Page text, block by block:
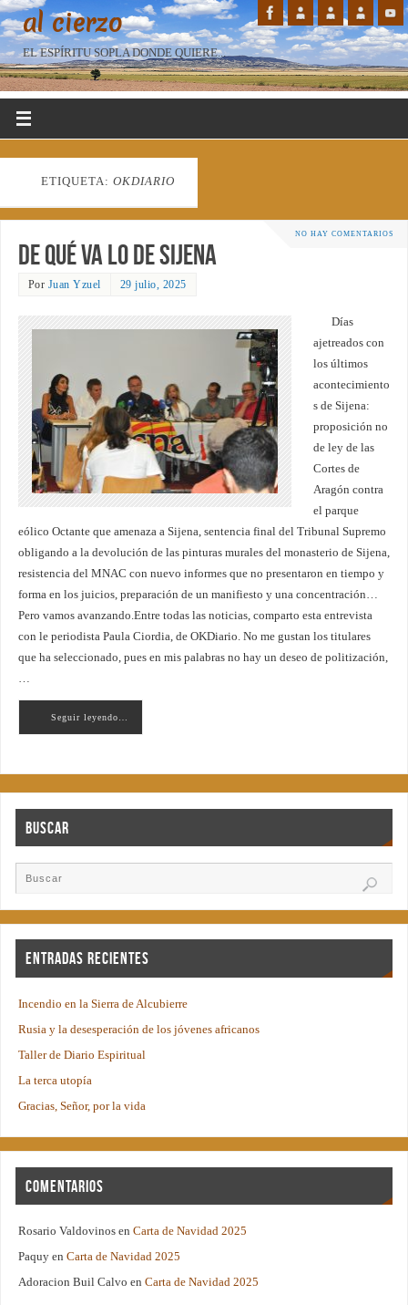
al cierzo
EL ESPÍRITU SOPLA DONDE QUIERE...
ETIQUETA: OKDIARIO
NO HAY COMENTARIOS
De qué va lo de Sijena
Por Juan Yzuel 29 julio, 2025
Días
ajetreados con
los últimos
acontecimiento
s de Sijena:
proposición no
de ley de las
Cortes de
Aragón contra
el parque
eólico Octante que amenaza a Sijena, sentencia final del Tribunal Supremo
obligando a la devolución de las pinturas murales del monasterio de Sijena,
resistencia del MNAC con nuevo informes que no presentaron en tiempo y
forma en los juicios, preparación de un manifiesto y una concentración…
Pero vamos avanzando.Entre todas las noticias, comparto esta entrevista
con le periodista Paula Ciordia, de OKDiario. No me gustan los titulares
que ha seleccionado, pues en mis palabras no hay un deseo de politización,
…
Seguir leyendo…
Buscar
Entradas recientes
Incendio en la Sierra de Alcubierre
Rusia y la desesperación de los jóvenes africanos
Taller de Diario Espiritual
La terca utopía
Gracias, Señor, por la vida
Comentarios
Rosario Valdovinos enCarta de Navidad 2025
Paquy enCarta de Navidad 2025
Adoracion Buil Calvo enCarta de Navidad 2025